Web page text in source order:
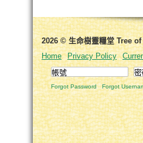
2026 © 生命樹靈糧堂 Tree
Home
Privacy Policy
Forgot Password Forgot